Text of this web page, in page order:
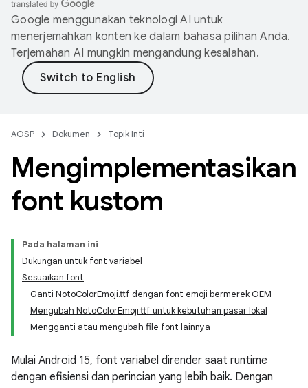
Google menggunakan teknologi AI untuk
menerjemahkan konten ke dalam bahasa pilihan Anda.
Terjemahan AI mungkin mengandung kesalahan.
AOSP Dokumen Topik Inti
Mengimplementasikan
font kustom
Pada halaman ini
Dukungan untuk font variabel
Sesuaikan font
Ganti NotoColorEmoji.ttf dengan font emoji bermerek OEM
Mengubah NotoColorEmoji.ttf untuk kebutuhan pasar lokal
Mengganti atau mengubah file font lainnya
Mulai Android 15, font variabel dirender saat runtime
dengan efisiensi dan perincian yang lebih baik. Dengan